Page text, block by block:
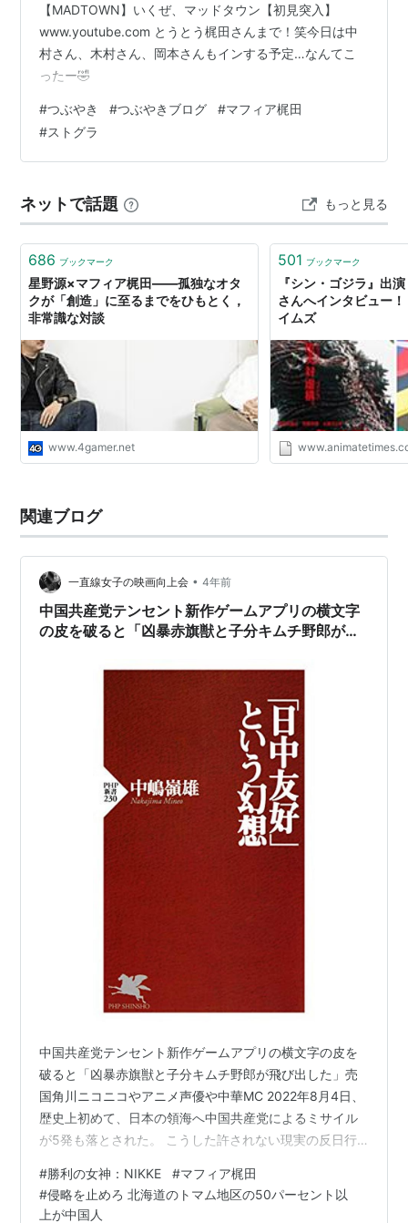
Fate/Grand Order カルデア放送局（ニコニコ生放
送：2016年1月4日〜） - パーソナリティ
映画
Wonderful World（2010年） - 龍興 役
ン（石原さとみ）のSP 役
ゲーム（声の出演）
ラングリッサー リインカーネーション -転生-（サム
ソン）
白猫プロジェクト（かじたぬき）
【MADTOWN】いくぜ、マッドタウン【初見突入】
www.youtube.com とうとう梶田さんまで！笑今日は中
村さん、木村さん、岡本さんもインする予定…なんてこ
ったー🤣
#つぶやき #つぶやきブログ #マフィア梶田
#ストグラ
ネットで話題 もっと見る
686 ブックマーク
星野源×マフィア梶田――孤独なオタ
クが「創造」に至るまでをひもとく，
非常識な対談
www.4gamer.net
501 ブックマーク
『シン・ゴジラ』出
さんへインタビュー
イムズ
関連ブログ
一直線女子の映画向上会 • 4年前
中国共産党テンセント新作ゲームアプリの横文字
の皮を破ると「凶暴赤旗獣と子分キムチ野郎が飛
中国共産党テンセント新作ゲームアプリの横文字の皮を
破ると「凶暴赤旗獣と子分キムチ野郎が飛び出した」売
国角川ニコニコやアニメ声優や中華MC 2022年8月4日、
歴史上初めて、日本の領海へ中国共産党によるミサイル
が5発も落とされた。 こうした許されない現実の反日行
認）と現実の海からと国内からの領土侵略は表裏一体で
す。マスコミはこの許されない大ニュースで軽視してい
#勝利の女神：NIKKE #マフィア梶田
#侵略を止めろ 北海道のトマム地区の50パーセント以
上が中国人